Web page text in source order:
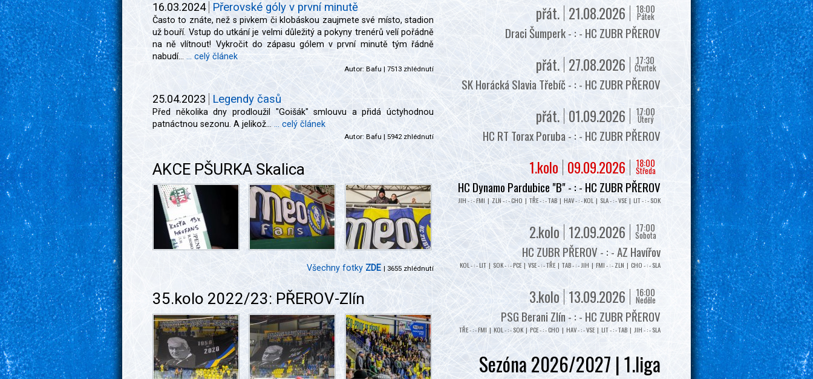
16.03.2024 Přerovské góly v první minutě
Často to znáte, než s pivkem či klobáskou zaujmete své místo, stadion
už bouří. Vstup do utkání je velmi důležitý a pokyny trenérů velí pořádně
na ně vlítnout! Vykročit do zápasu gólem v první minutě tým řádně
nabudí... ... celý článek
Autor: Bafu | 7513 zhlédnutí
25.04.2023 Legendy časů
Před několika dny prodloužil "Goišák" smlouvu a přidá úctyhodnou
patnáctnou sezonu. A jelikož... ... celý článek
Autor: Bafu | 5942 zhlédnutí
AKCE PŠURKA Skalica
| 3655 zhlédnutí
Všechny fotkyZDE
35.kolo 2022/23: PŘEROV-Zlín
18:00
Pátek
21.08.2026
přát.
Draci Šumperk - : - HC ZUBR PŘEROV
17:30
Čtvrtek
27.08.2026
přát.
SK Horácká Slavia Třebíč - : - HC ZUBR PŘEROV
17:00
Úterý
01.09.2026
přát.
HC RT Torax Poruba - : - HC ZUBR PŘEROV
18:00
Středa
09.09.2026
1.kolo
HC Dynamo Pardubice "B" - : - HC ZUBR PŘEROV
JIH - : - FMI | ZLN - : - CHO | TŘE - : - TAB | HAV - : - KOL | SLA - : - VSE | LIT - : - SOK
17:00
Sobota
12.09.2026
2.kolo
HC ZUBR PŘEROV - : - AZ Havířov
KOL - : - LIT | SOK - : - PCE | VSE - : - TŘE | TAB - : - JIH | FMI - : - ZLN | CHO - : - SLA
16:00
Neděle
13.09.2026
3.kolo
PSG Berani Zlín - : - HC ZUBR PŘEROV
TŘE - : - FMI | KOL - : - SOK | PCE - : - CHO | HAV - : - VSE | LIT - : - TAB | JIH - : - SLA
Sezóna 2026/2027 | 1.liga